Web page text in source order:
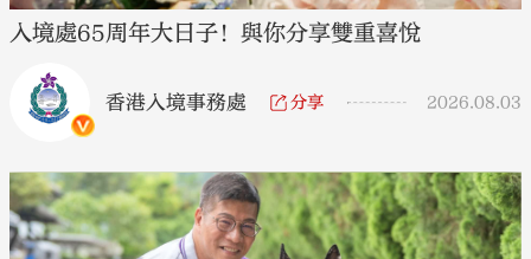
入境處65周年大日子！與你分享雙重喜悅
香港入境事務處 分享 2026.08.03